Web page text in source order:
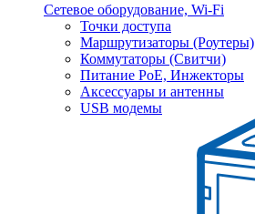
Сетевое оборудование, Wi-Fi
Точки доступа
Маршрутизаторы (Роутеры)
Коммутаторы (Свитчи)
Питание PoE, Инжекторы
Аксессуары и антенны
USB модемы